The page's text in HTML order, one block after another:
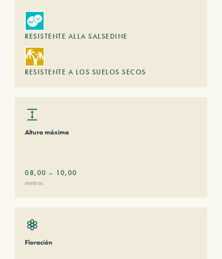
RESISTENTE ALLA SALSEDINE
RESISTENTE A LOS SUELOS SECOS
Altura máxima
08,00 – 10,00
metros
Floración